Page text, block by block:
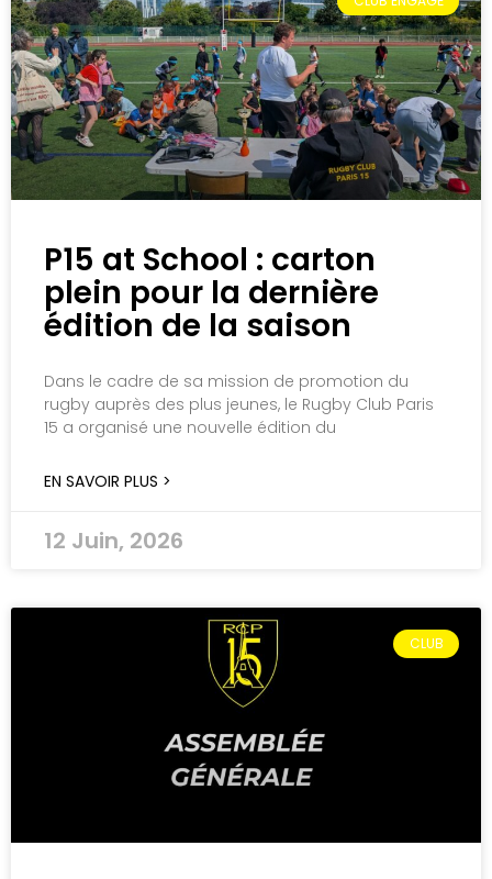
P15 at School : carton
plein pour la dernière
édition de la saison
Dans le cadre de sa mission de promotion du
rugby auprès des plus jeunes, le Rugby Club Paris
15 a organisé une nouvelle édition du
EN SAVOIR PLUS >
12 Juin, 2026
CLUB